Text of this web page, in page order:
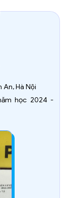
An, Hà Nội
học 2024 -